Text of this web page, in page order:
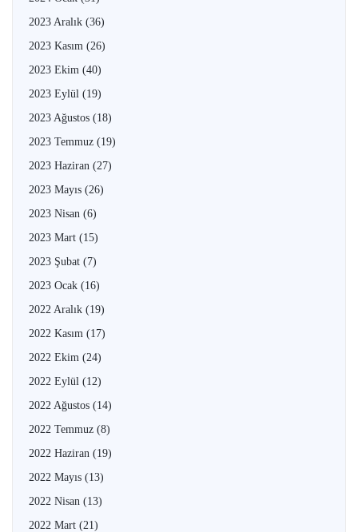
2023 Aralık (36)
2023 Kasım (26)
2023 Ekim (40)
2023 Eylül (19)
2023 Ağustos (18)
2023 Temmuz (19)
2023 Haziran (27)
2023 Mayıs (26)
2023 Nisan (6)
2023 Mart (15)
2023 Şubat (7)
2023 Ocak (16)
2022 Aralık (19)
2022 Kasım (17)
2022 Ekim (24)
2022 Eylül (12)
2022 Ağustos (14)
2022 Temmuz (8)
2022 Haziran (19)
2022 Mayıs (13)
2022 Nisan (13)
2022 Mart (21)